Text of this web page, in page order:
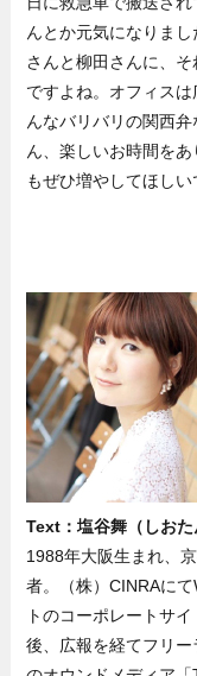
んとか元気になりま
さんと柳田さんに、
ですよね。オフィス
んなバリバリの関西
ん、楽しいお時間を
もぜひ増やしてほしい
Text：塩谷舞（しおた
1988年大阪生まれ、
者。（株）CINRAに
トのコーポレートサ
後、広報を経てフリ